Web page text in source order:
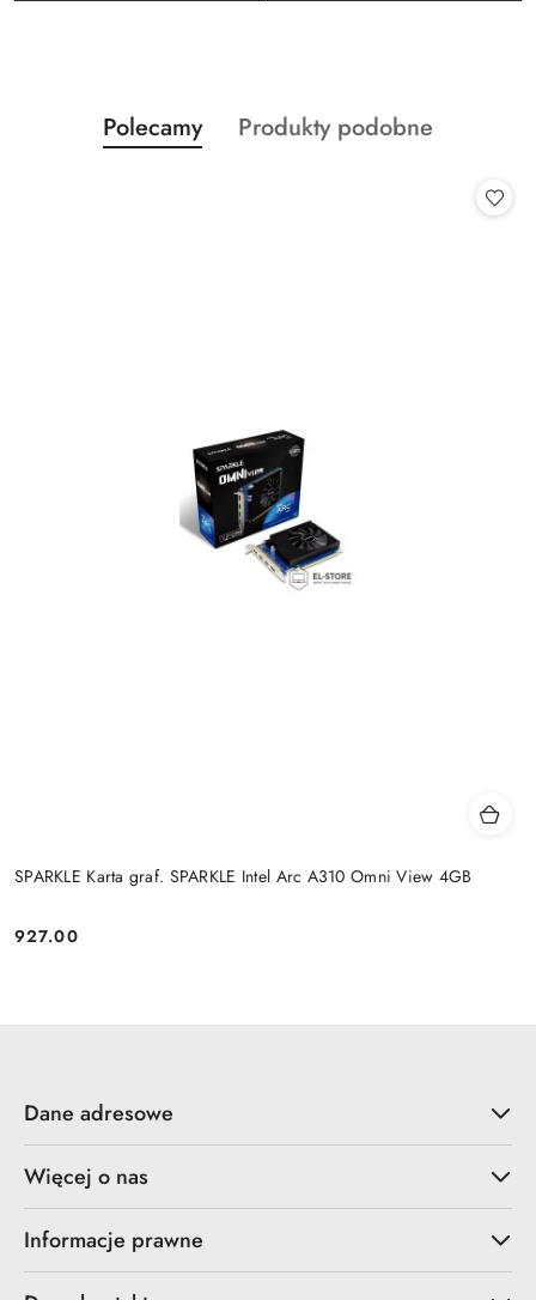
Pomiń karuzelę produktów
Produkty
o
Polecamy
Produkty
Produkty podobne
SPARKLE Karta graf. SPARKLE Intel Arc A310 Omni View 4GB
Cena:
927.00
Dane adresowe
Więcej o nas
Informacje prawne